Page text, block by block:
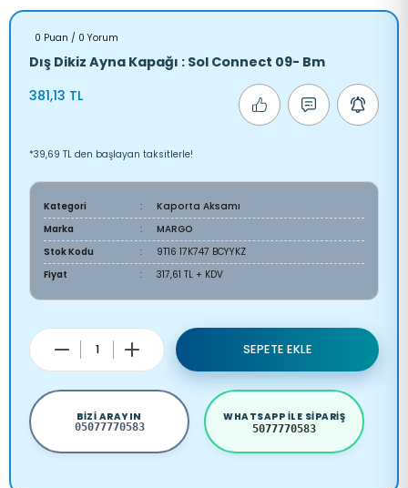
0 Puan / 0 Yorum
Dış Dikiz Ayna Kapağı : Sol Connect 09- Bm
381,13 TL
*39,69 TL den başlayan taksitlerle!
Kategori
Kaporta Aksamı
Marka
MARGO
Stok Kodu
9T16 17K747 BCYYKZ
Fiyat
317,61 TL + KDV
SEPETE EKLE
BIZI ARAYIN
05077770583
WHATSAPP ILE SIPARIŞ
5077770583